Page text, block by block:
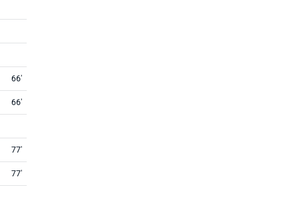
66'
66'
77'
77'